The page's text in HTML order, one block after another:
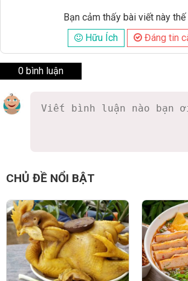
Bạn cảm thấy bài viết này thế
Hữu Ích
Đáng tin
0 bình luận
CHỦ ĐỀ NỔI BẬT